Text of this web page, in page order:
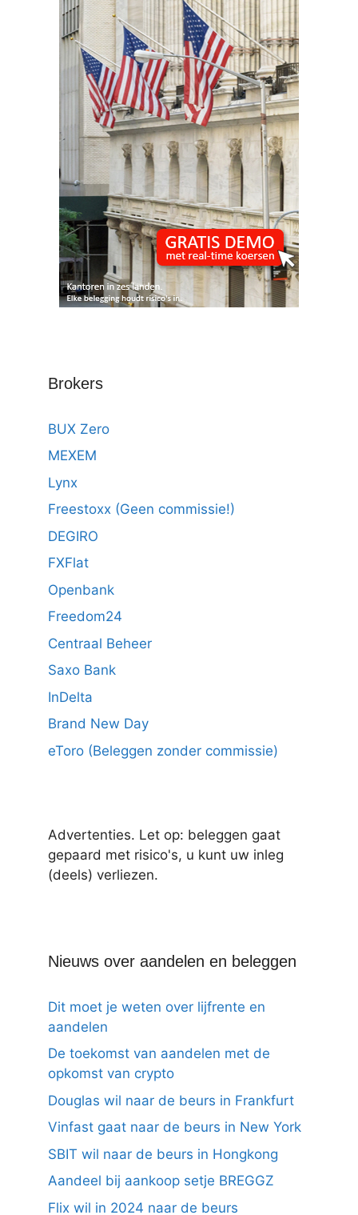
Brokers
BUX Zero
MEXEM
Lynx
Freestoxx (Geen commissie!)
DEGIRO
FXFlat
Openbank
Freedom24
Centraal Beheer
Saxo Bank
InDelta
Brand New Day
eToro (Beleggen zonder commissie)
Advertenties. Let op: beleggen gaat
gepaard met risico's, u kunt uw inleg
(deels) verliezen.
Nieuws over aandelen en beleggen
Dit moet je weten over lijfrente en
aandelen
De toekomst van aandelen met de
opkomst van crypto
Douglas wil naar de beurs in Frankfurt
Vinfast gaat naar de beurs in New York
SBIT wil naar de beurs in Hongkong
Aandeel bij aankoop setje BREGGZ
Flix wil in 2024 naar de beurs